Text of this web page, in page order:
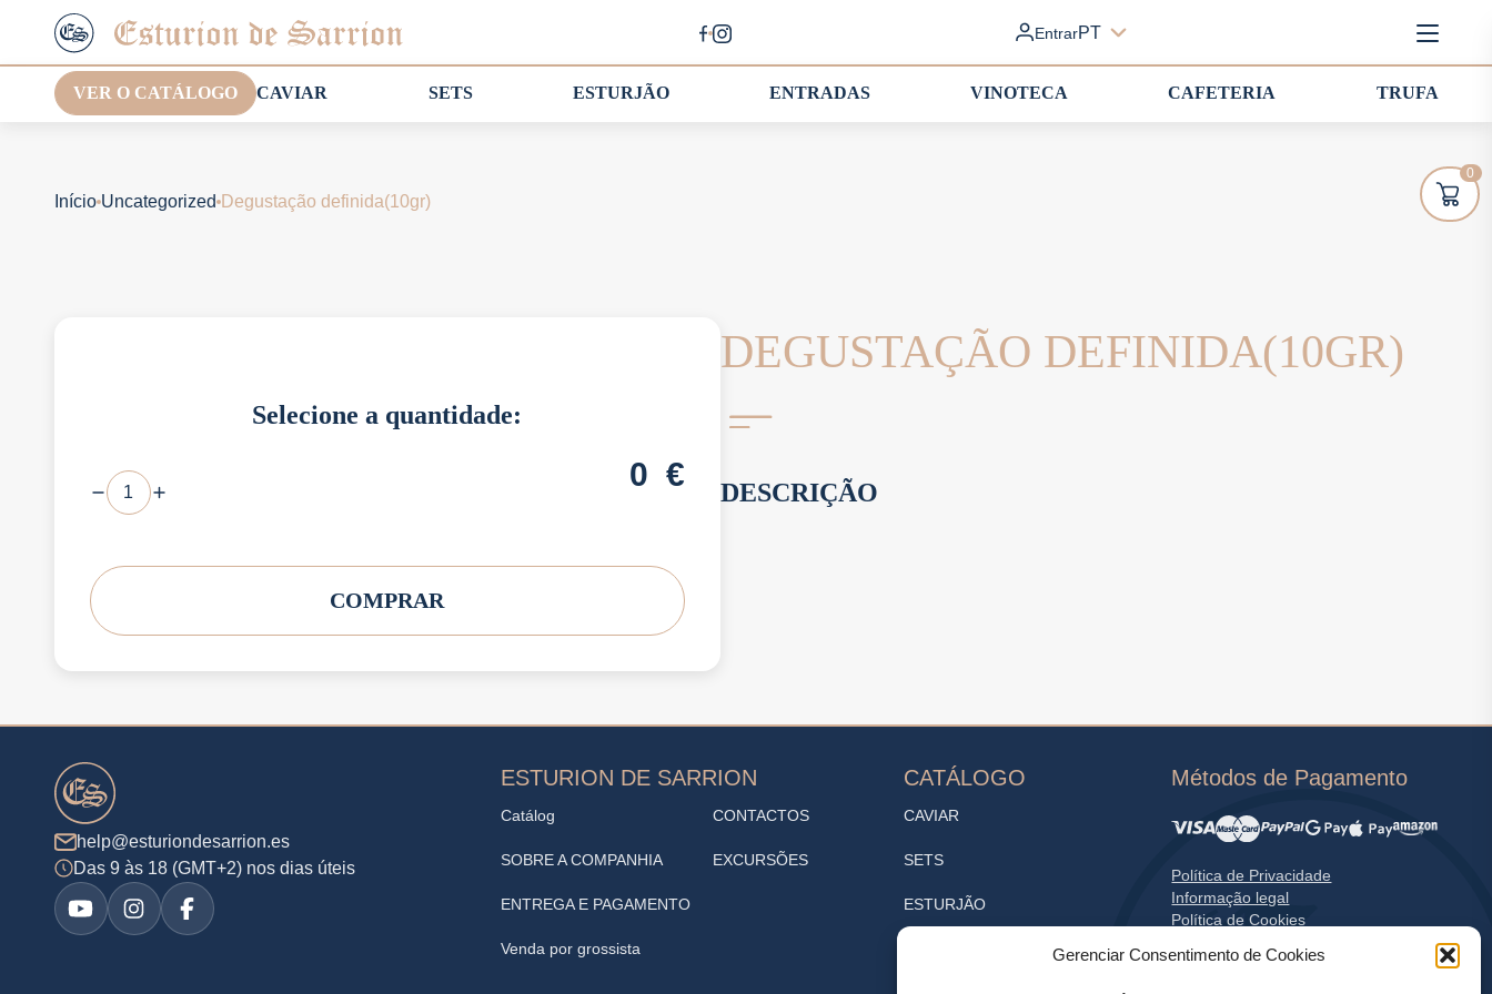
Gerenciar Consentimento de Cookies
EntrarPT
VER O CATÁLOGO CAVIAR SETS ESTURJÃO ENTRADAS VINOTECA CAFETERIA TRUFA
Início Uncategorized Degustação definida(10gr)
Selecione a quantidade:
0 €
COMPRAR
DEGUSTAÇÃO DEFINIDA(10GR)
DESCRIÇÃO
help@esturiondesarrion.es
Das 9 às 18 (GMT+2) nos dias úteis
ESTURION DE SARRION
Catálog
SOBRE A COMPANHIA
ENTREGA E PAGAMENTO
Venda por grossista
CONTACTOS
EXCURSÕES
CATÁLOGO
CAVIAR
SETS
ESTURJÃO
Métodos de Pagamento
Política de Privacidade
Informação legal
Política de Cookies
0